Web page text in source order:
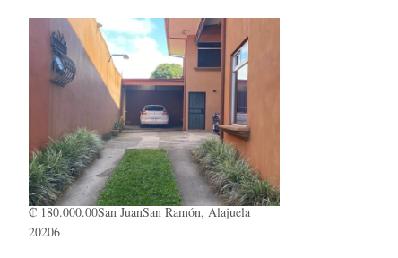
₡ 180.000.00San JuanSan Ramón, Alajuela
20206